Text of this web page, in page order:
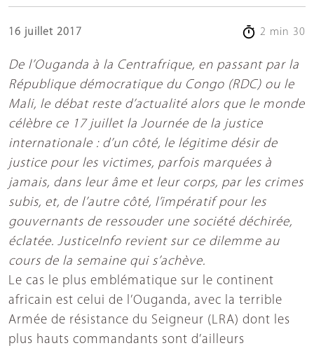
16 juillet 2017 2 min 30
De l’Ouganda à la Centrafrique, en passant par la
République démocratique du Congo (RDC) ou le
Mali, le débat reste d’actualité alors que le monde
célèbre ce 17 juillet la Journée de la justice
internationale : d’un côté, le légitime désir de
justice pour les victimes, parfois marquées à
jamais, dans leur âme et leur corps, par les crimes
subis, et, de l’autre côté, l’impératif pour les
gouvernants de ressouder une société déchirée,
éclatée. JusticeInfo revient sur ce dilemme au
cours de la semaine qui s’achève.
Le cas le plus emblématique sur le continent
africain est celui de l’Ouganda, avec la terrible
Armée de résistance du Seigneur (LRA) dont les
plus hauts commandants sont d’ailleurs